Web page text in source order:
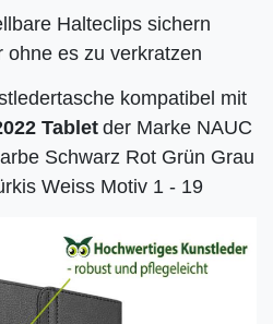
Halteclips sichern
ohne es zu verkratzen
kompatibel mit
Tablet der Marke NAUC
Schwarz Rot Grün Grau
Weiss Motiv 1 - 19